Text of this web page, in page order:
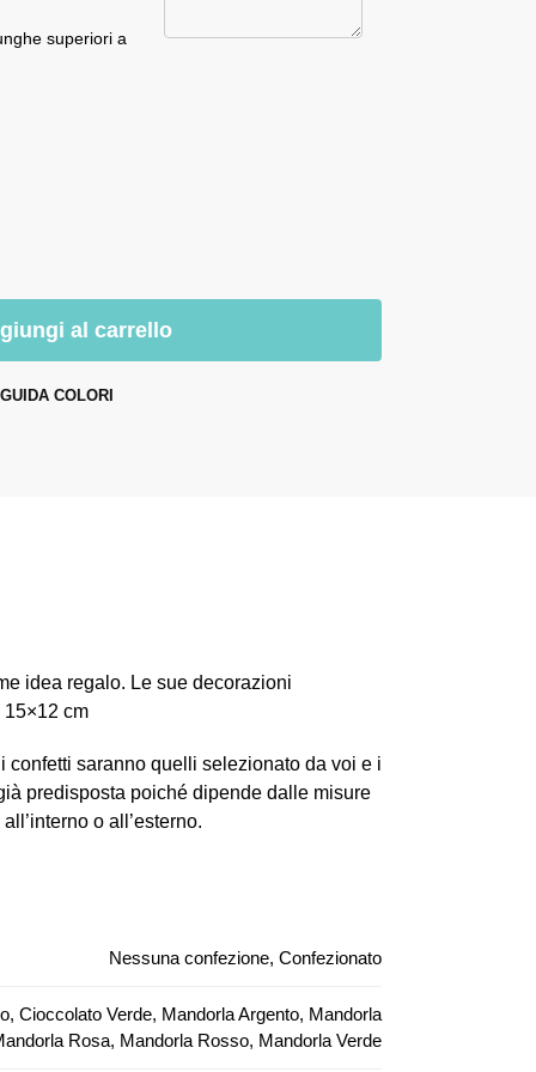
superiori a
al carrello
GUIDA COLORI
idea regalo. Le sue decorazioni
15×12 cm
saranno quelli selezionato da voi e i
predisposta poiché dipende dalle misure
o all’esterno.
Nessuna confezione, Confezionato
Cioccolato Verde, Mandorla Argento, Mandorla
Rosa, Mandorla Rosso, Mandorla Verde